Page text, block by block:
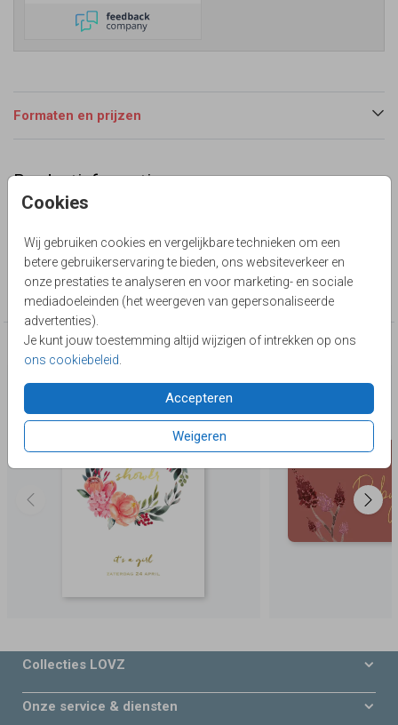
Cookies
Wij gebruiken cookies en vergelijkbare technieken om een
betere gebruikerservaring te bieden, ons websiteverkeer en
onze prestaties te analyseren en voor marketing- en sociale
mediadoeleinden (het weergeven van gepersonaliseerde
advertenties).
Je kunt jouw toestemming altijd wijzigen of intrekken op ons
ons cookiebeleid
Accepteren
Weigeren
Formaten en prijzen
Productinformatie
Blanco enkel folie panorama
Collectie
Foliedruk zelf maken
Deze producten zijn wellicht ook iets voor je
Collecties LOVZ
Onze service & diensten